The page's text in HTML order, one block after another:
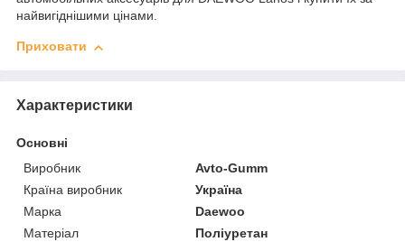
найвигіднішими цінами.
Приховати
Характеристики
Основні
Виробник
Avto-Gumm
Країна виробник
Україна
Марка
Daewoo
Матеріал
Поліуретан